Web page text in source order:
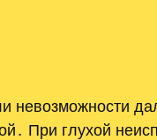
невозможности
При глухой